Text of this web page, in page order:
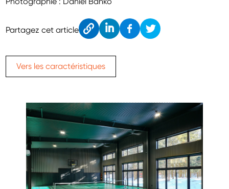
Partagez cet article
Cop
y
Link
edIn
Fac
ebo
Twitt
er
Vers les caractéristiques